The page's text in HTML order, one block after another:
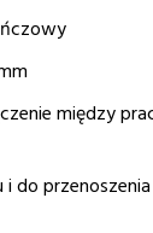
między
do przenoszenia